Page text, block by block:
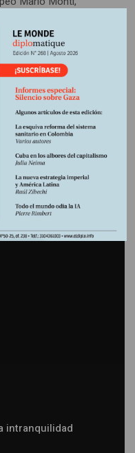
un drástico
que ceder su
con una
intranquilidad